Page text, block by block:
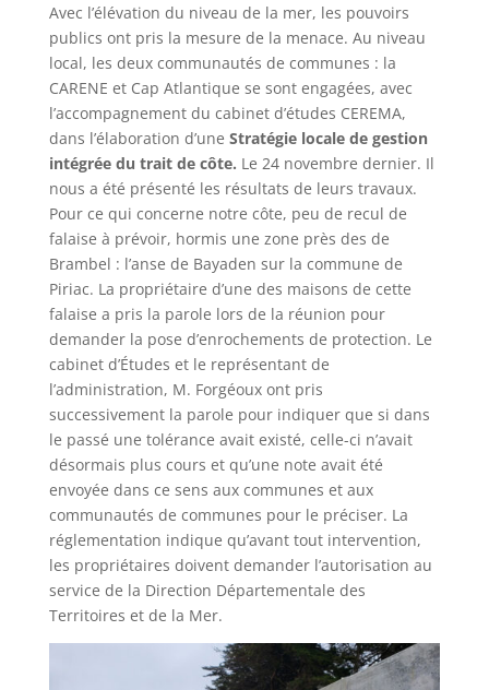
Avec l’élévation du niveau de la mer, les pouvoirs
publics ont pris la mesure de la menace. Au niveau
local, les deux communautés de communes : la
CARENE et Cap Atlantique se sont engagées, avec
l’accompagnement du cabinet d’études CEREMA,
dans l’élaboration d’une Stratégie locale de gestion
intégrée du trait de côte. Le 24 novembre dernier. Il
nous a été présenté les résultats de leurs travaux.
Pour ce qui concerne notre côte, peu de recul de
falaise à prévoir, hormis une zone près des de
Brambel : l’anse de Bayaden sur la commune de
Piriac. La propriétaire d’une des maisons de cette
falaise a pris la parole lors de la réunion pour
demander la pose d’enrochements de protection. Le
cabinet d’Études et le représentant de
l’administration, M. Forgéoux ont pris
successivement la parole pour indiquer que si dans
le passé une tolérance avait existé, celle-ci n’avait
désormais plus cours et qu’une note avait été
envoyée dans ce sens aux communes et aux
communautés de communes pour le préciser. La
réglementation indique qu’avant tout intervention,
les propriétaires doivent demander l’autorisation au
service de la Direction Départementale des
Territoires et de la Mer.